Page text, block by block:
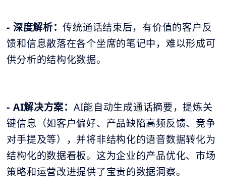
- 深度解析：传统通话结束后，有价值的客户反
馈和信息散落在各个坐席的笔记中，难以形成可
供分析的结构化数据。
- AI解决方案： AI能自动生成通话摘要，提炼关
键信息（如客户偏好、产品缺陷高频反馈、竞争
对手提及等），并将非结构化的语音数据转化为
结构化的数据看板。这为企业的产品优化、市场
策略和运营改进提供了宝贵的数据洞察。